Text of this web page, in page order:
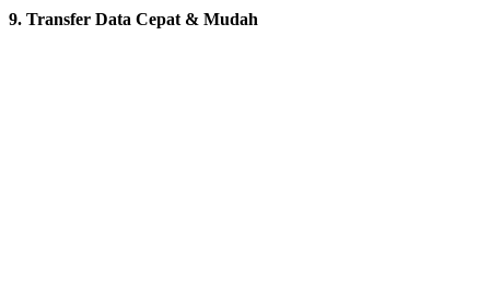
9. Transfer Data Cepat & Mudah